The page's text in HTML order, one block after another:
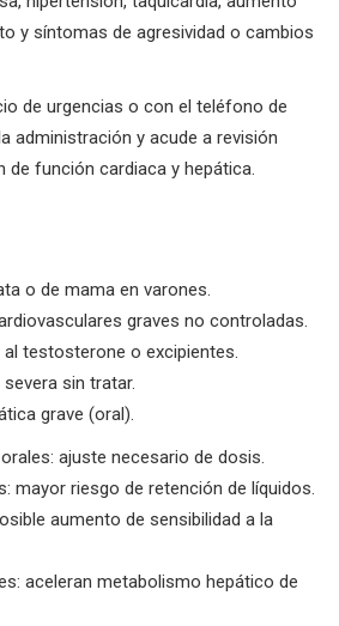
y síntomas de agresividad o cambios
de urgencias o con el teléfono de
administración y acude a revisión
de función cardiaca y hepática.
o de mama en varones.
graves no controladas.
al testosterone o excipientes.
sin tratar.
grave (oral).
ajuste necesario de dosis.
mayor riesgo de retención de líquidos.
aumento de sensibilidad a la
aceleran metabolismo hepático de